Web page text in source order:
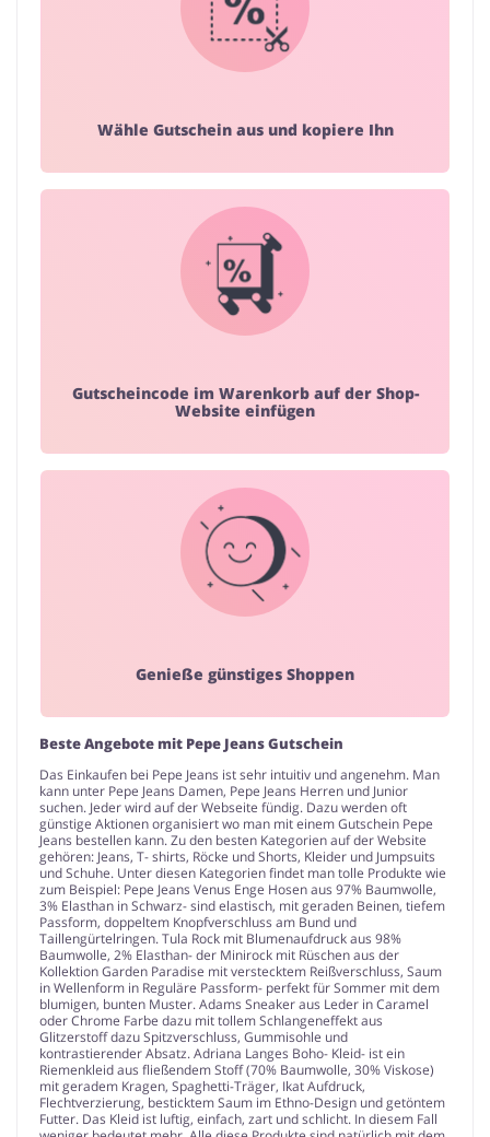
Wähle Gutschein aus und kopiere Ihn
Gutscheincode im Warenkorb auf der Shop-
Website einfügen
Genieße günstiges Shoppen
Beste Angebote mit Pepe Jeans Gutschein
Das Einkaufen bei Pepe Jeans ist sehr intuitiv und angenehm. Man
kann unter Pepe Jeans Damen, Pepe Jeans Herren und Junior
suchen. Jeder wird auf der Webseite fündig. Dazu werden oft
günstige Aktionen organisiert wo man mit einem Gutschein Pepe
Jeans bestellen kann. Zu den besten Kategorien auf der Website
gehören: Jeans, T- shirts, Röcke und Shorts, Kleider und Jumpsuits
und Schuhe. Unter diesen Kategorien findet man tolle Produkte wie
zum Beispiel: Pepe Jeans Venus Enge Hosen aus 97% Baumwolle,
3% Elasthan in Schwarz- sind elastisch, mit geraden Beinen, tiefem
Passform, doppeltem Knopfverschluss am Bund und
Taillengürtelringen. Tula Rock mit Blumenaufdruck aus 98%
Baumwolle, 2% Elasthan- der Minirock mit Rüschen aus der
Kollektion Garden Paradise mit verstecktem Reißverschluss, Saum
in Wellenform in Reguläre Passform- perfekt für Sommer mit dem
blumigen, bunten Muster. Adams Sneaker aus Leder in Caramel
oder Chrome Farbe dazu mit tollem Schlangeneffekt aus
Glitzerstoff dazu Spitzverschluss, Gummisohle und
kontrastierender Absatz. Adriana Langes Boho- Kleid- ist ein
Riemenkleid aus fließendem Stoff (70% Baumwolle, 30% Viskose)
mit geradem Kragen, Spaghetti-Träger, Ikat Aufdruck,
Flechtverzierung, besticktem Saum im Ethno-Design und getöntem
Futter. Das Kleid ist luftig, einfach, zart und schlicht. In diesem Fall